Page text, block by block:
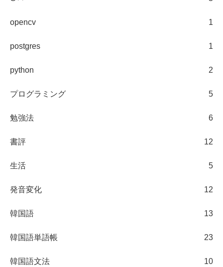
opencv 1
postgres 1
python 2
プログラミング 5
勉強法 6
書評 12
生活 5
発音変化 12
韓国語 13
韓国語単語帳 23
韓国語文法 10